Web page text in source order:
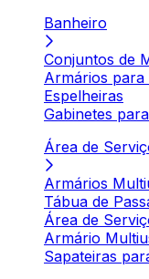
Banheiro
Conjuntos de
Armários para
Espelheiras
Gabinetes
Área de
Armários
Tábua de
Área de
Armário
Sapateiras